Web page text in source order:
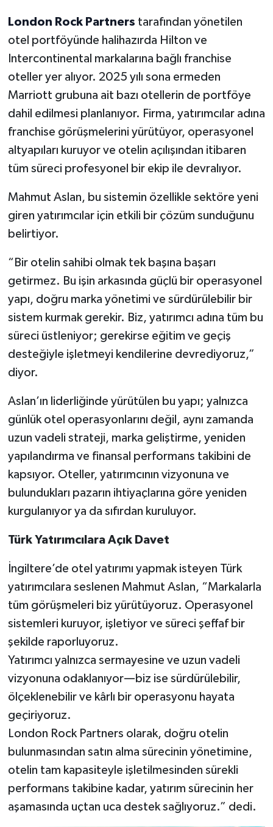
London Rock Partners tarafından yönetilen
otel portföyünde halihazırda Hilton ve
Intercontinental markalarına bağlı franchise
oteller yer alıyor. 2025 yılı sona ermeden
Marriott grubuna ait bazı otellerin de portföye
dahil edilmesi planlanıyor. Firma, yatırımcılar adına
franchise görüşmelerini yürütüyor, operasyonel
altyapıları kuruyor ve otelin açılışından itibaren
tüm süreci profesyonel bir ekip ile devralıyor.
Mahmut Aslan, bu sistemin özellikle sektöre yeni
giren yatırımcılar için etkili bir çözüm sunduğunu
belirtiyor.
“Bir otelin sahibi olmak tek başına başarı
getirmez. Bu işin arkasında güçlü bir operasyonel
yapı, doğru marka yönetimi ve sürdürülebilir bir
sistem kurmak gerekir. Biz, yatırımcı adına tüm bu
süreci üstleniyor; gerekirse eğitim ve geçiş
desteğiyle işletmeyi kendilerine devrediyoruz,”
diyor.
Aslan’ın liderliğinde yürütülen bu yapı; yalnızca
günlük otel operasyonlarını değil, aynı zamanda
uzun vadeli strateji, marka geliştirme, yeniden
yapılandırma ve finansal performans takibini de
kapsıyor. Oteller, yatırımcının vizyonuna ve
bulundukları pazarın ihtiyaçlarına göre yeniden
kurgulanıyor ya da sıfırdan kuruluyor.
Türk Yatırımcılara Açık Davet
İngiltere’de otel yatırımı yapmak isteyen Türk
yatırımcılara seslenen Mahmut Aslan, “Markalarla
tüm görüşmeleri biz yürütüyoruz. Operasyonel
sistemleri kuruyor, işletiyor ve süreci şeffaf bir
şekilde raporluyoruz.
Yatırımcı yalnızca sermayesine ve uzun vadeli
vizyonuna odaklanıyor—biz ise sürdürülebilir,
ölçeklenebilir ve kârlı bir operasyonu hayata
geçiriyoruz.
London Rock Partners olarak, doğru otelin
bulunmasından satın alma sürecinin yönetimine,
otelin tam kapasiteyle işletilmesinden sürekli
performans takibine kadar, yatırım sürecinin her
aşamasında uçtan uca destek sağlıyoruz.” dedi.